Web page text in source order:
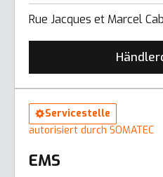
Rue Jacques et Marcel
Servicestelle
autorisiert durch SOMATEC
EMS